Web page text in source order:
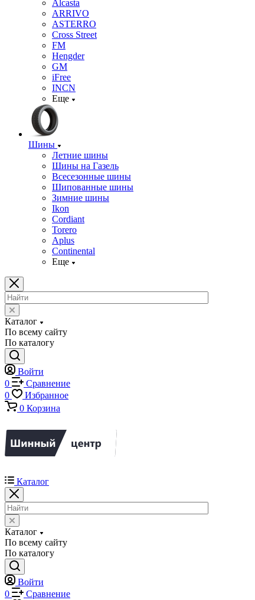
Alcasta
ARRIVO
ASTERRO
Cross Street
FM
Hengder
GM
iFree
INCN
Еще
Шины
Летние шины
Шины на Газель
Всесезонные шины
Шипованные шины
Зимние шины
Ikon
Cordiant
Torero
Aplus
Continental
Еще
Каталог
По всему сайту
По каталогу
Войти
0
Сравнение
0
Избранное
0 Корзина
Каталог
Каталог
По всему сайту
По каталогу
Войти
0
Сравнение